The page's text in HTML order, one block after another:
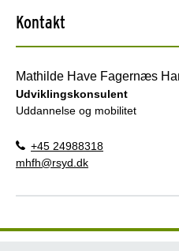
Kontakt
Mathilde Have Fagernæs
Udviklingskonsulent
Uddannelse og mobilitet
+45 24988318
mhfh@rsyd.dk